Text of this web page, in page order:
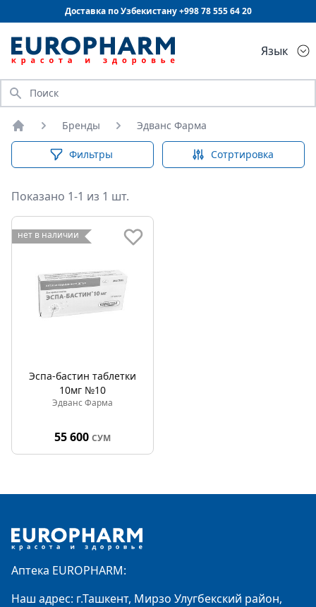
Доставка по Узбекистану +99878 555 64 20
Язык
Искать
Главная
Бренды Эдванс Фарма
Фильтры Сотртировка
Показано 1-1 из 1 шт.
нет в наличии
Эспа-бастин таблетки
10мг №10
Эдванс Фарма
55 600 СУМ
Аптека EUROPHARM:
Наш адрес: г.Ташкент, Мирзо Улугбекский район,